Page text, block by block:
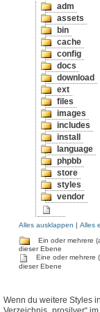
adm
assets
bin
cache
config
docs
download
ext
files
images
includes
install
language
phpbb
store
styles
vendor
Alles ausklappen | Alles
Ein oder mehrere
dieser Ebene
Eine oder mehrere
dieser Ebene
Wenn du weitere Styles